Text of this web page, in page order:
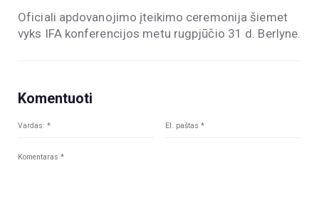
Oficiali apdovanojimo įteikimo ceremonija šiemet
vyks IFA konferencijos metu rugpjūčio 31 d. Berlyne.
Komentuoti